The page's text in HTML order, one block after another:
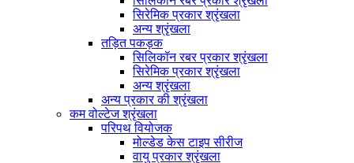
सिरेमिक प्रकार श्रृंखला
अन्य श्रृंखला
तड़ित पकड़क
सिलिकॉन रबर प्रकार श्रृंखला
सिरेमिक प्रकार श्रृंखला
अन्य श्रृंखला
अन्य प्रकार की श्रृंखला
कम वोल्टेज श्रृंखला
परिपथ वियोजक
मोल्डेड केस टाइप सीरीज
वायु प्रकार श्रृंखला